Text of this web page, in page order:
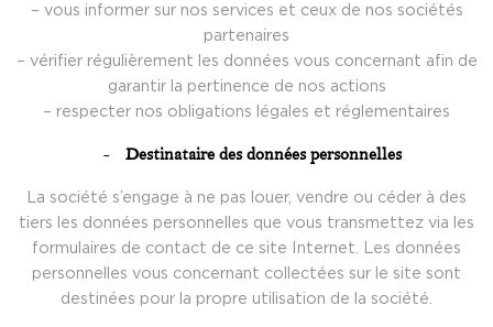
– vous informer sur nos services et ceux de nos sociétés
partenaires
– vérifier régulièrement les données vous concernant afin de
garantir la pertinence de nos actions
– respecter nos obligations légales et réglementaires
Destinataire des données personnelles
La société s’engage à ne pas louer, vendre ou céder à des
tiers les données personnelles que vous transmettez via les
formulaires de contact de ce site Internet. Les données
personnelles vous concernant collectées sur le site sont
destinées pour la propre utilisation de la société.